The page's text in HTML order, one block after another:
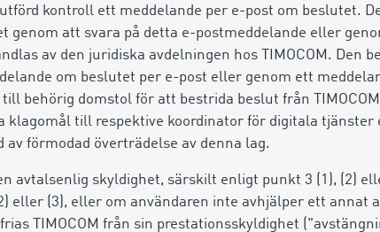
kontroll ett meddelande per e-post om beslutet.
genom att svara på detta e-postmeddelande eller
av den juridiska avdelningen hos TIMOCOM. Den
om beslutet per e-post eller genom ett
behörig domstol för att bestrida beslut från
klagomål till respektive koordinator för digitala tjänster
förmodad överträdelse av denna lag.
avtalsenlig skyldighet, särskilt enligt punkt 3 (1), (2)
eller (3), eller om användaren inte avhjälper ett annat
TIMOCOM från sin prestationsskyldighet